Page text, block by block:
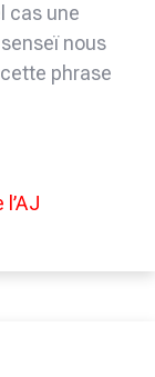
cas une
nous
phrase